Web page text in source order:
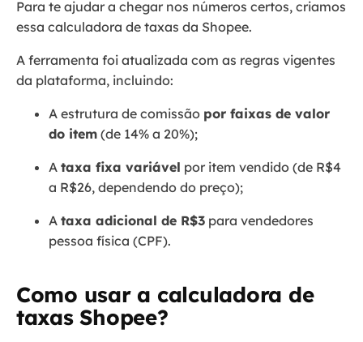
Para te ajudar a chegar nos números certos, criamos
essa calculadora de taxas da Shopee.
A ferramenta foi atualizada com as regras vigentes
da plataforma, incluindo:
A estrutura de comissão por faixas de valor
do item (de 14% a 20%);
A taxa fixa variável por item vendido (de R$4
a R$26, dependendo do preço);
A taxa adicional de R$3 para vendedores
pessoa física (CPF).
Como usar a calculadora de
taxas Shopee?